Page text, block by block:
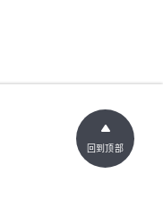
回到顶部